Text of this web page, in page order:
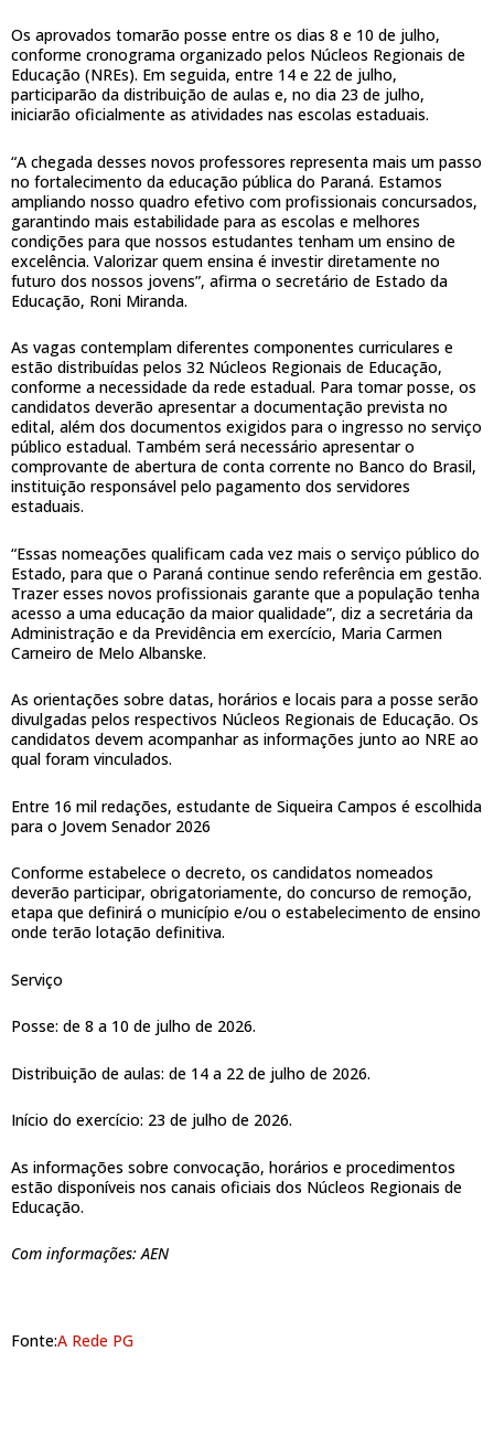
Os aprovados tomarão posse entre os dias 8 e 10 de julho,
conforme cronograma organizado pelos Núcleos Regionais de
Educação (NREs). Em seguida, entre 14 e 22 de julho,
participarão da distribuição de aulas e, no dia 23 de julho,
iniciarão oficialmente as atividades nas escolas estaduais.
“A chegada desses novos professores representa mais um passo
no fortalecimento da educação pública do Paraná. Estamos
ampliando nosso quadro efetivo com profissionais concursados,
garantindo mais estabilidade para as escolas e melhores
condições para que nossos estudantes tenham um ensino de
excelência. Valorizar quem ensina é investir diretamente no
futuro dos nossos jovens”, afirma o secretário de Estado da
Educação, Roni Miranda.
As vagas contemplam diferentes componentes curriculares e
estão distribuídas pelos 32 Núcleos Regionais de Educação,
conforme a necessidade da rede estadual. Para tomar posse, os
candidatos deverão apresentar a documentação prevista no
edital, além dos documentos exigidos para o ingresso no serviço
público estadual. Também será necessário apresentar o
comprovante de abertura de conta corrente no Banco do Brasil,
instituição responsável pelo pagamento dos servidores
estaduais.
“Essas nomeações qualificam cada vez mais o serviço público do
Estado, para que o Paraná continue sendo referência em gestão.
Trazer esses novos profissionais garante que a população tenha
acesso a uma educação da maior qualidade”, diz a secretária da
Administração e da Previdência em exercício, Maria Carmen
Carneiro de Melo Albanske.
As orientações sobre datas, horários e locais para a posse serão
divulgadas pelos respectivos Núcleos Regionais de Educação. Os
candidatos devem acompanhar as informações junto ao NRE ao
qual foram vinculados.
Entre 16 mil redações, estudante de Siqueira Campos é escolhida
para o Jovem Senador 2026
Conforme estabelece o decreto, os candidatos nomeados
deverão participar, obrigatoriamente, do concurso de remoção,
etapa que definirá o município e/ou o estabelecimento de ensino
onde terão lotação definitiva.
Serviço
Posse: de 8 a 10 de julho de 2026.
Distribuição de aulas: de 14 a 22 de julho de 2026.
Início do exercício: 23 de julho de 2026.
As informações sobre convocação, horários e procedimentos
estão disponíveis nos canais oficiais dos Núcleos Regionais de
Educação.
Com informações: AEN
Fonte:A Rede PG